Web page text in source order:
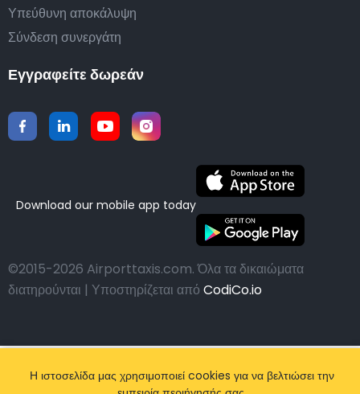
Υπεύθυνη αποκάλυψη
Σύνδεση συνεργάτη
Εγγραφείτε δωρεάν
Download our mobile app today
©2015-2026 Airporttaxis.com.Όλα τα δικαιώματα
διατηρούνται | Υποστηρίζεται από CodiCo.io
Η ιστοσελίδα μας χρησιμοποιεί cookies για να βελτιώσει την